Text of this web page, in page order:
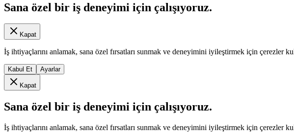
Sana özel bir iş deneyimi için çalışıyoruz.
Kapat
İş ihtiyaçlarını anlamak, sana özel fırsatları sunmak ve deneyimini iyileştirmek için
Kabul Et Ayarlar
Kapat
Sana özel bir iş deneyimi için çalışıyoruz.
İş ihtiyaçlarını anlamak, sana özel fırsatları sunmak ve deneyimini iyileştirmek için